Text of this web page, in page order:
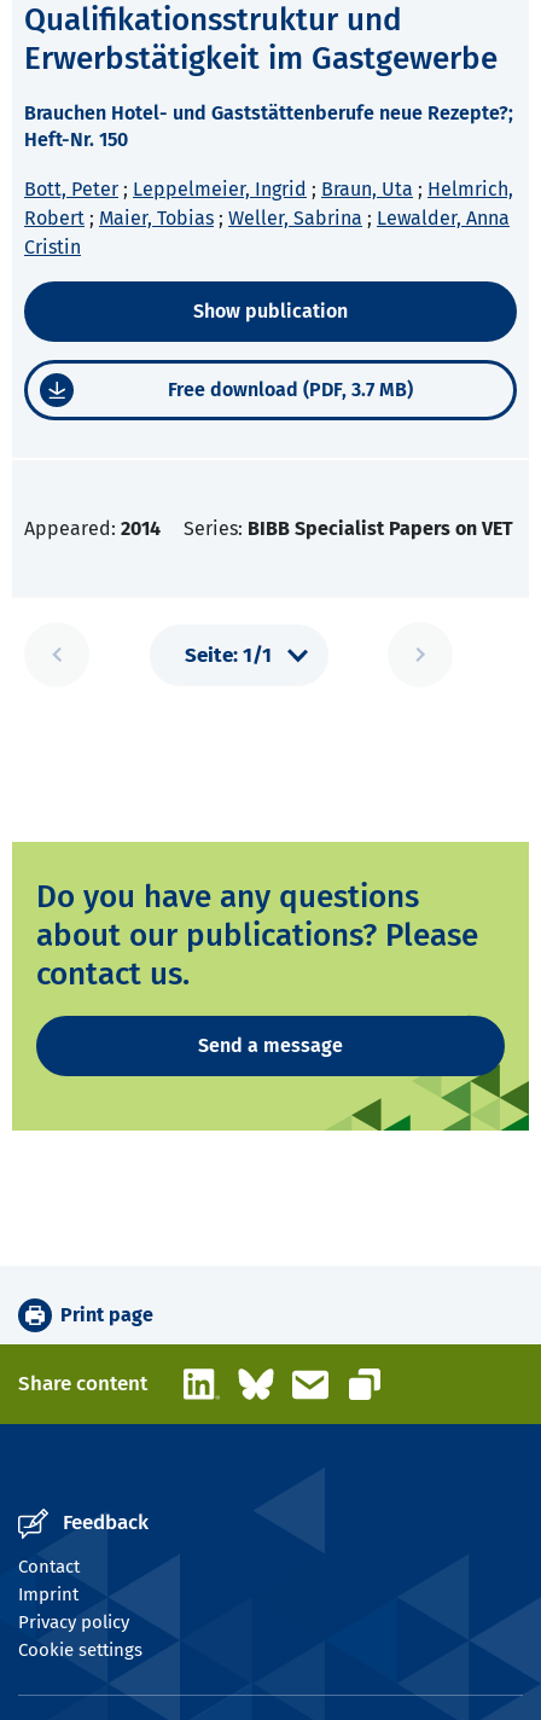
Qualifikationsstruktur und
Erwerbstätigkeit im Gastgewerbe
Brauchen Hotel- und Gaststättenberufe neue Rezepte?;
Heft-Nr. 150
Bott, Peter ; Leppelmeier, Ingrid ; Braun, Uta ; Helmrich,
Robert ; Maier, Tobias ; Weller, Sabrina ; Lewalder, Anna
Cristin
Show publication
Free download (PDF, 3.7 MB)
Appeared: 2014 Series: BIBB Specialist Papers on VET
Do you have any questions
about our publications? Please
contact us.
Send a message
Print page
Share content LinkedInBlueskyEmail
Copy link
Feedback
Contact
Imprint
Privacy policy
Cookie settings